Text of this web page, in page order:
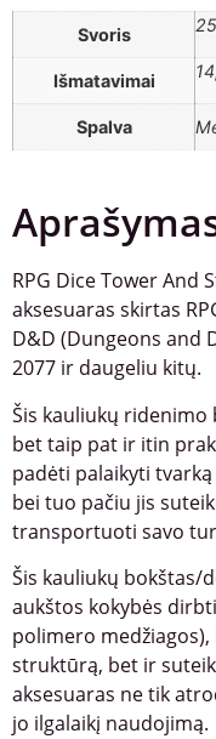
Svoris
Išmatavimai
Spalva
RPG Dice Tower And
aksesuaras skirtas
D&D (Dungeons and
2077 ir daugeliu kitų.
Šis kauliukų ridenimo
bet taip pat ir itin
padėti palaikyti
bei tuo pačiu jis
transportuoti savo
Šis kauliukų bokštas/
aukštos kokybės
polimero
struktūrą, bet ir
aksesuaras ne tik
jo ilgalaikį naudojimą.